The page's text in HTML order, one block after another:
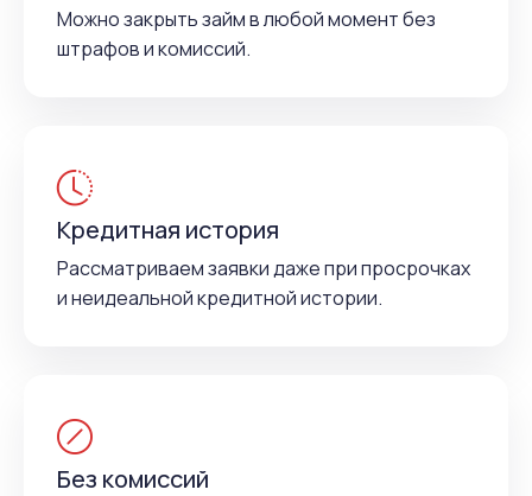
Можно закрыть займ в любой момент без
штрафов и комиссий.
Кредитная история
Рассматриваем заявки даже при просрочках
и неидеальной кредитной истории.
Без комиссий